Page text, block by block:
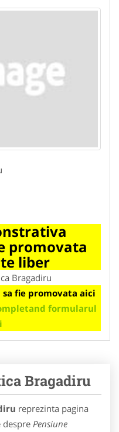
promovata
liber
Bragadiru
fie promovata aici
formularul
Bragadiru
reprezinta pagina
Pensiune